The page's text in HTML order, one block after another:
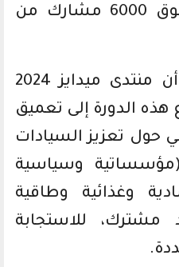
مؤثرة، أمام جمهور يفوق 6000 مشارك من
وأضاف المصدر ذاته، أن منتدى ميدايز 2024
الدورة إلى تعميق
حول تعزيز السيادات
(مؤسساتية وسياسية
وغذائية وطاقية
للاستجابة